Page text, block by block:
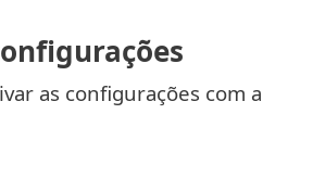
as configurações com a